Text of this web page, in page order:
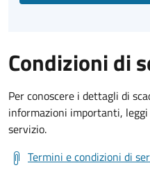
Condizioni di
Per conoscere i dettagli di
informazioni importanti,
servizio.
Termini e condizioni di